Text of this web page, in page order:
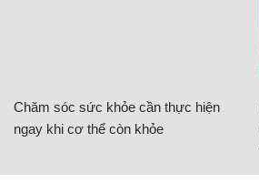
Chăm sóc sức khỏe cần thực hiện
ngay khi cơ thể còn khỏe